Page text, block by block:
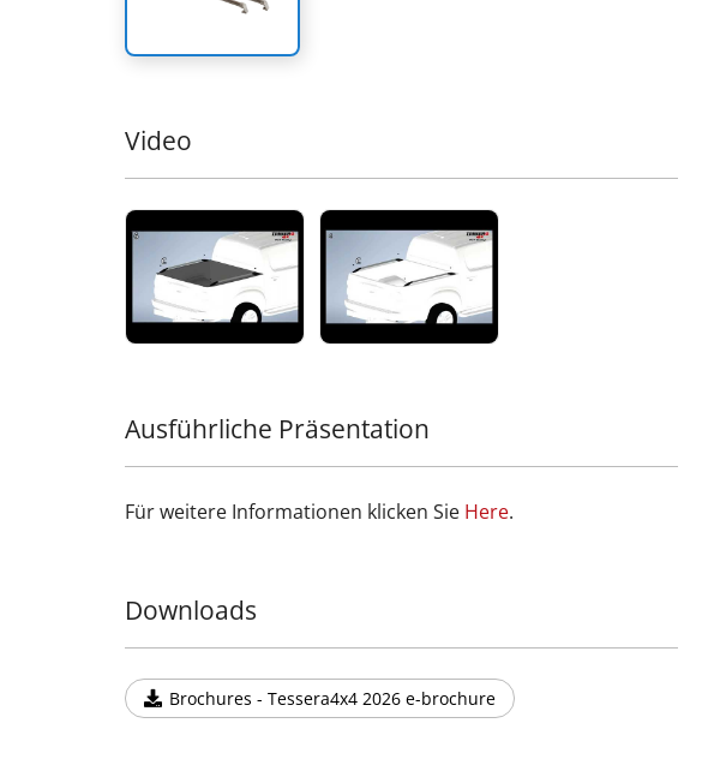
Video
Ausführliche Präsentation
Für weitere Informationen klicken Sie Ηere.
Downloads
Brochures - Tessera4x4 2026 e-brochure